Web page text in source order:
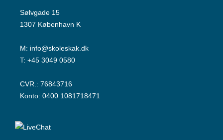
Sølvgade 15
1307 København K
M: info@skoleskak.dk
T: +45 3049 0580
CVR.: 76843716
Konto: 0400 1081718471